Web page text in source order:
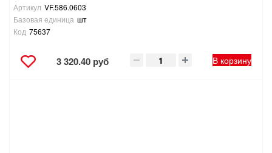
Артикул VF.586.0603
Базовая единица шт
Код 75637
3 320.40 руб В корзину